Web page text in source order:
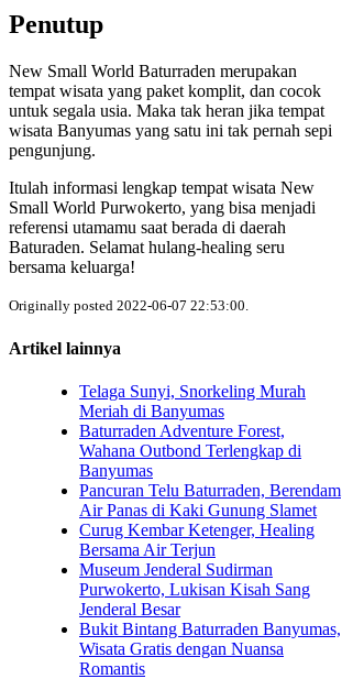
Penutup
New Small World Baturraden merupakan
tempat wisata yang paket komplit, dan cocok
untuk segala usia. Maka tak heran jika tempat
wisata Banyumas yang satu ini tak pernah sepi
pengunjung.
Itulah informasi lengkap tempat wisata New
Small World Purwokerto, yang bisa menjadi
referensi utamamu saat berada di daerah
Baturaden. Selamat hulang-healing seru
bersama keluarga!
Originally posted 2022-06-07 22:53:00.
Artikel lainnya
Telaga Sunyi, Snorkeling Murah
Meriah di Banyumas
Baturraden Adventure Forest,
Wahana Outbond Terlengkap di
Banyumas
Pancuran Telu Baturraden, Berendam
Air Panas di Kaki Gunung Slamet
Curug Kembar Ketenger, Healing
Bersama Air Terjun
Museum Jenderal Sudirman
Purwokerto, Lukisan Kisah Sang
Jenderal Besar
Bukit Bintang Baturraden Banyumas,
Wisata Gratis dengan Nuansa
Romantis